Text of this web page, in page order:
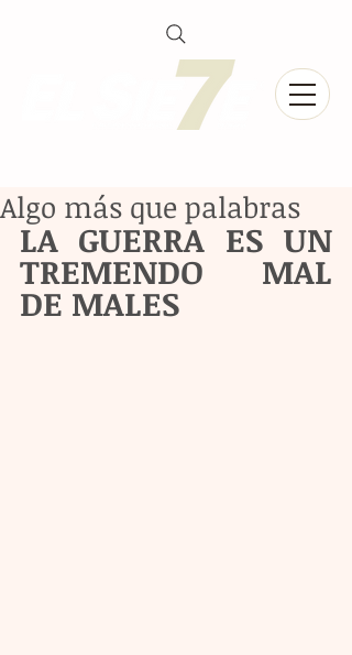
Algo más que palabras
LA GUERRA ES UN
TREMENDO MAL
DE MALES